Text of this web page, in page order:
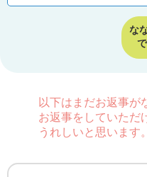
な
以下はまだお返事が
お返事をしていただ
うれしいと思います。